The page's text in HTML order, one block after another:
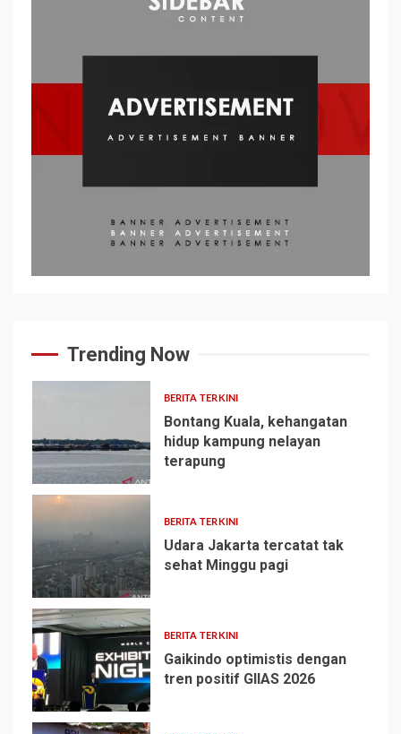
Trending Now
1
BERITA TERKINI
Bontang Kuala, kehangatan
hidup kampung nelayan
terapung
2
BERITA TERKINI
Udara Jakarta tercatat tak
sehat Minggu pagi
3
BERITA TERKINI
Gaikindo optimistis dengan
tren positif GIIAS 2026